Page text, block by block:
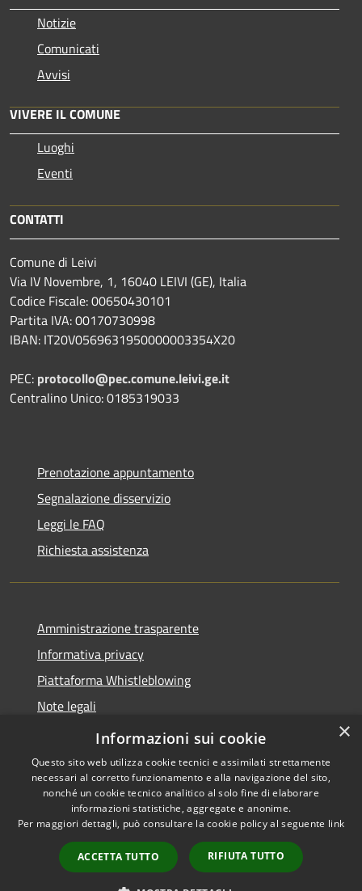
Notizie
Comunicati
Avvisi
VIVERE IL COMUNE
Luoghi
Eventi
CONTATTI
Comune di Leivi
Via IV Novembre, 1, 16040 LEIVI (GE), Italia
Codice Fiscale: 00650430101
Partita IVA: 00170730998
IBAN: IT20V0569631950000003354X20
PEC: protocollo@pec.comune.leivi.ge.it
Centralino Unico: 0185319033
Prenotazione appuntamento
Segnalazione disservizio
Leggi le FAQ
Richiesta assistenza
Amministrazione trasparente
Informativa privacy
Piattaforma Whistleblowing
Note legali
Dichiarazione di accessibilità
Accessibilità
Copyright © 2026 • Comune di
Leivi • Powered by
Municipium•
Accesso
redazione
×
Informazioni sui cookie
Questo sito web utilizza cookie tecnici e assimilati strettamente
necessari al corretto funzionamento e alla navigazione del sito,
nonché un cookie tecnico analitico al solo fine di elaborare
informazioni statistiche, aggregate e anonime.
Per maggiori dettagli, può consultare la cookie policy al seguente link
ACCETTA TUTTO RIFIUTA TUTTO